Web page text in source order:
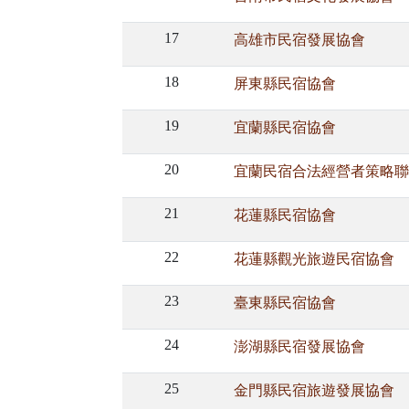
17 高雄市民宿發展協會
18 屏東縣民宿協會
19 宜蘭縣民宿協會
20 宜蘭民宿合法經營者策略
21 花蓮縣民宿協會
22 花蓮縣觀光旅遊民宿協會
23 臺東縣民宿協會
24 澎湖縣民宿發展協會
25 金門縣民宿旅遊發展協會